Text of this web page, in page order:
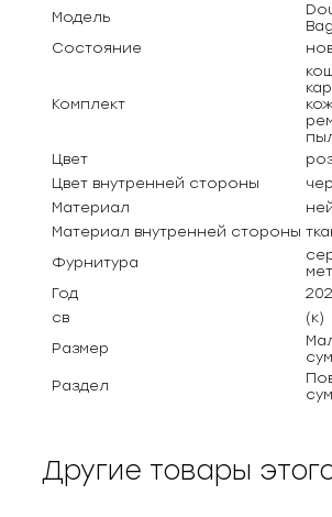
Модель
Bag
Состояние
Комплект
Цвет
Цвет внутренней стороны
Материал
Материал внутренней стороны
Фурнитура
Год
св
(к)
Размер
Раздел
Другие товары